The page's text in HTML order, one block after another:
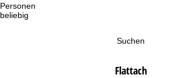
Personen
beliebig
Suchen
Flattach